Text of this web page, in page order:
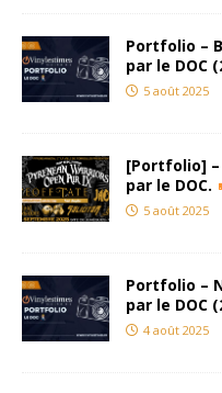
Portfolio –
par le DOC
5 août 2025
[Portfolio] –
par le DOC.
5 août 2025
Portfolio –
par le DOC
4 août 2025